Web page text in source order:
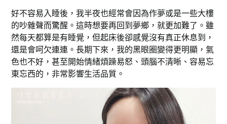
好不容易入睡後，我半夜也經常會因為作夢或是一些大樓
的吵雜聲而驚醒。這時想要再回到夢鄉，就更加難了。雖
然每天都算是有睡覺，但起床後卻感覺沒有真正休息到，
還是會呵欠連連。長期下來，我的黑眼圈變得更明顯，氣
色也不好，甚至開始情緒煩躁易怒、頭腦不清晰、容易忘
東忘西的，非常影響生活品質。